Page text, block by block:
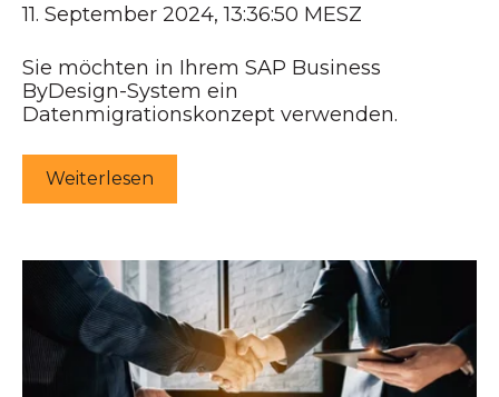
11. September 2024, 13:36:50 MESZ
Sie möchten in Ihrem SAP Business
ByDesign-System ein
Datenmigrationskonzept verwenden.
Weiterlesen